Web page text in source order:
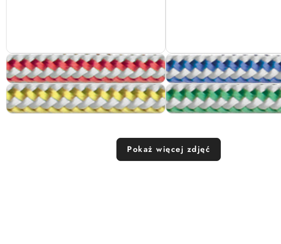
Pokaż więcej zdjęć